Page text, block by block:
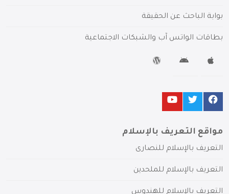
بوابة الباحث عن الحقيقة
بطاقات الواتس آب والشبكات الاجتماعية
مواقع التعريف بالإسلام
التعريف بالإسلام للنصارى
التعريف بالإسلام للملحدين
التعريف بالإسلام للهندوس